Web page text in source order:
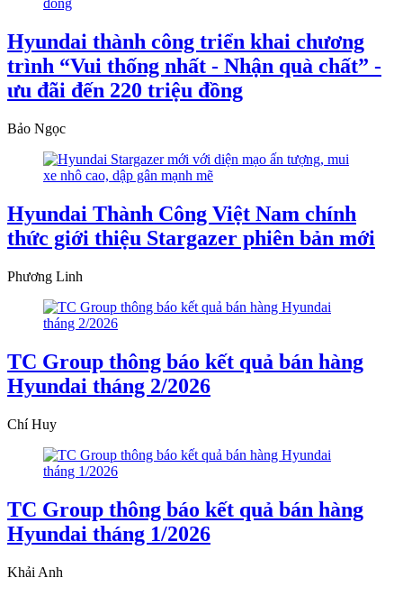
Hyundai thành công triển khai chương
trình “Vui thống nhất - Nhận quà chất” -
ưu đãi đến 220 triệu đồng
Bảo Ngọc
Hyundai Thành Công Việt Nam chính
thức giới thiệu Stargazer phiên bản mới
Phương Linh
TC Group thông báo kết quả bán hàng
Hyundai tháng 2/2026
Chí Huy
TC Group thông báo kết quả bán hàng
Hyundai tháng 1/2026
Khải Anh